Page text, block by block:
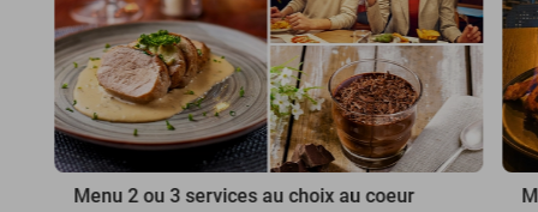
Menu 2 ou 3 services au choix au coeur